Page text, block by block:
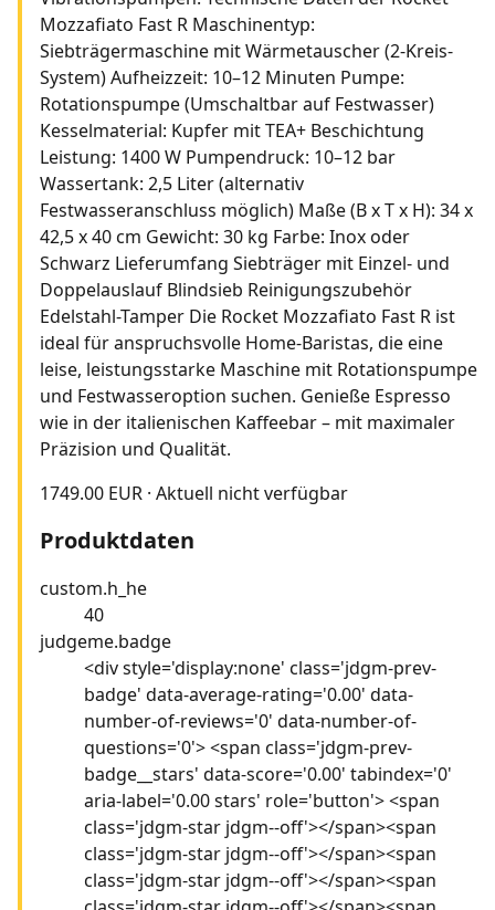
Mozzafiato Fast R Maschinentyp:
Siebträgermaschine mit Wärmetauscher (2-Kreis-
System) Aufheizzeit: 10–12 Minuten Pumpe:
Rotationspumpe (Umschaltbar auf Festwasser)
Kesselmaterial: Kupfer mit TEA+ Beschichtung
Leistung: 1400 W Pumpendruck: 10–12 bar
Wassertank: 2,5 Liter (alternativ
Festwasseranschluss möglich) Maße (B x T x H): 34 x
42,5 x 40 cm Gewicht: 30 kg Farbe: Inox oder
Schwarz Lieferumfang Siebträger mit Einzel- und
Doppelauslauf Blindsieb Reinigungszubehör
Edelstahl-Tamper Die Rocket Mozzafiato Fast R ist
ideal für anspruchsvolle Home-Baristas, die eine
leise, leistungsstarke Maschine mit Rotationspumpe
und Festwasseroption suchen. Genieße Espresso
wie in der italienischen Kaffeebar – mit maximaler
Präzision und Qualität.
1749.00 EUR · Aktuell nicht verfügbar
Produktdaten
custom.h_he
40
judgeme.badge
<div style='display:none' class='jdgm-prev-
badge' data-average-rating='0.00' data-
number-of-reviews='0' data-number-of-
questions='0'> <span class='jdgm-prev-
badge__stars' data-score='0.00' tabindex='0'
aria-label='0.00 stars' role='button'> <span
class='jdgm-star jdgm--off'></span><span
class='jdgm-star jdgm--off'></span><span
class='jdgm-star jdgm--off'></span><span